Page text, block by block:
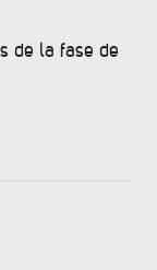
de la fase de